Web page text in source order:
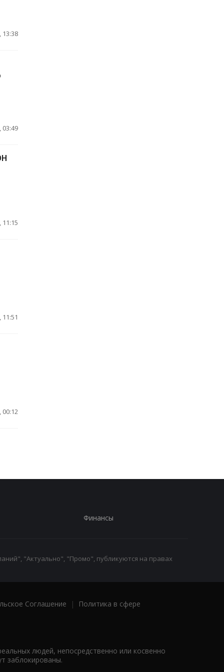
13:38
03:49
11:15
00:12
Финансы
"Актуально", "Промо", публикуются на правах
Соглашение |
Политика в сфере
людей, непосредственно или косвенно
заблокированы.